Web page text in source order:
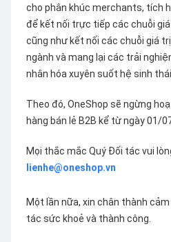
cho phân khúc merchants, tích
để kết nối trực tiếp các chuỗi
cũng như kết nối các chuỗi giá
ngành và mang lại các trải
nhân hóa xuyên suốt hệ sinh thái
Theo đó, OneShop sẽ ngừng
hàng bán lẻ B2B kể từ ngày 01/
Mọi thắc mắc Quý Đối tác vui
lienhe@oneshop.vn
Một lần nữa, xin chân thành
tác sức khoẻ và thành công.